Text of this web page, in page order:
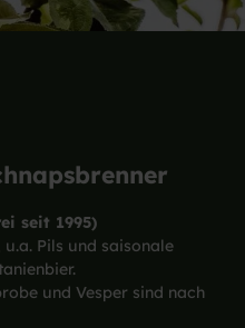
seit 1995)
Pils und saisonale
und Vesper sind nach